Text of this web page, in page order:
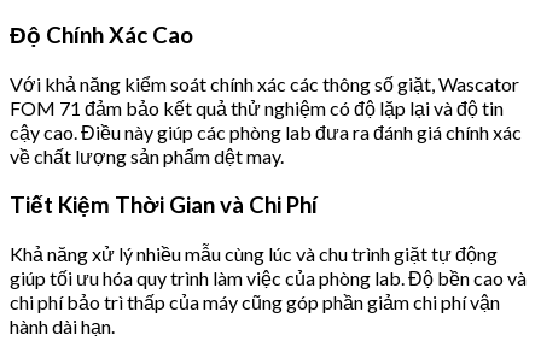
Độ Chính Xác Cao
Với khả năng kiểm soát chính xác các thông số giặt, Wascator
FOM 71 đảm bảo kết quả thử nghiệm có độ lặp lại và độ tin
cậy cao. Điều này giúp các phòng lab đưa ra đánh giá chính xác
về chất lượng sản phẩm dệt may.
Tiết Kiệm Thời Gian và Chi Phí
Khả năng xử lý nhiều mẫu cùng lúc và chu trình giặt tự động
giúp tối ưu hóa quy trình làm việc của phòng lab. Độ bền cao và
chi phí bảo trì thấp của máy cũng góp phần giảm chi phí vận
hành dài hạn.